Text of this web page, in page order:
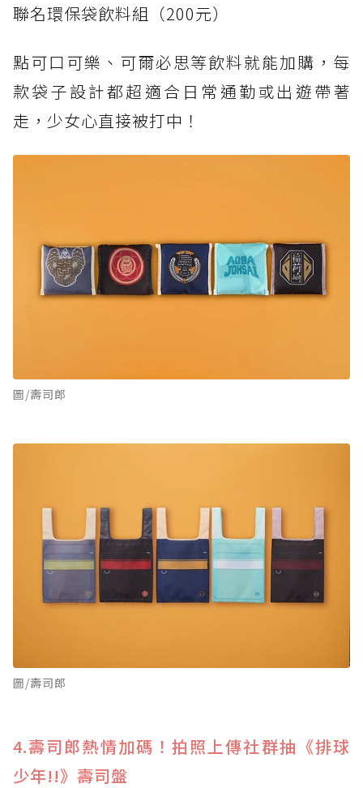
聯名環保袋飲料組（200元）
點可口可樂、可爾必思等飲料就能加購，每
款袋子設計都超適合日常通勤或出遊帶著
走，少女心直接被打中！
圖/壽司郎
圖/壽司郎
4.壽司郎熱情加碼！拍照上傳社群抽《排球
少年!!》壽司盤